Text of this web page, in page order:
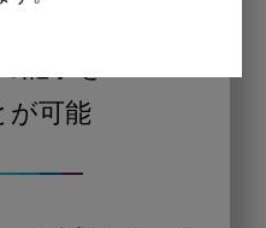
が可能